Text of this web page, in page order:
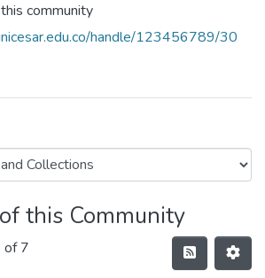
community
handle/123456789/30
this Community
of 7